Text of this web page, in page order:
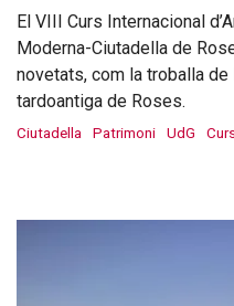
El VIII Curs Internacional
Moderna-Ciutadella de
novetats, com la troballa
tardoantiga de Roses.
Ciutadella Patrimoni UdG